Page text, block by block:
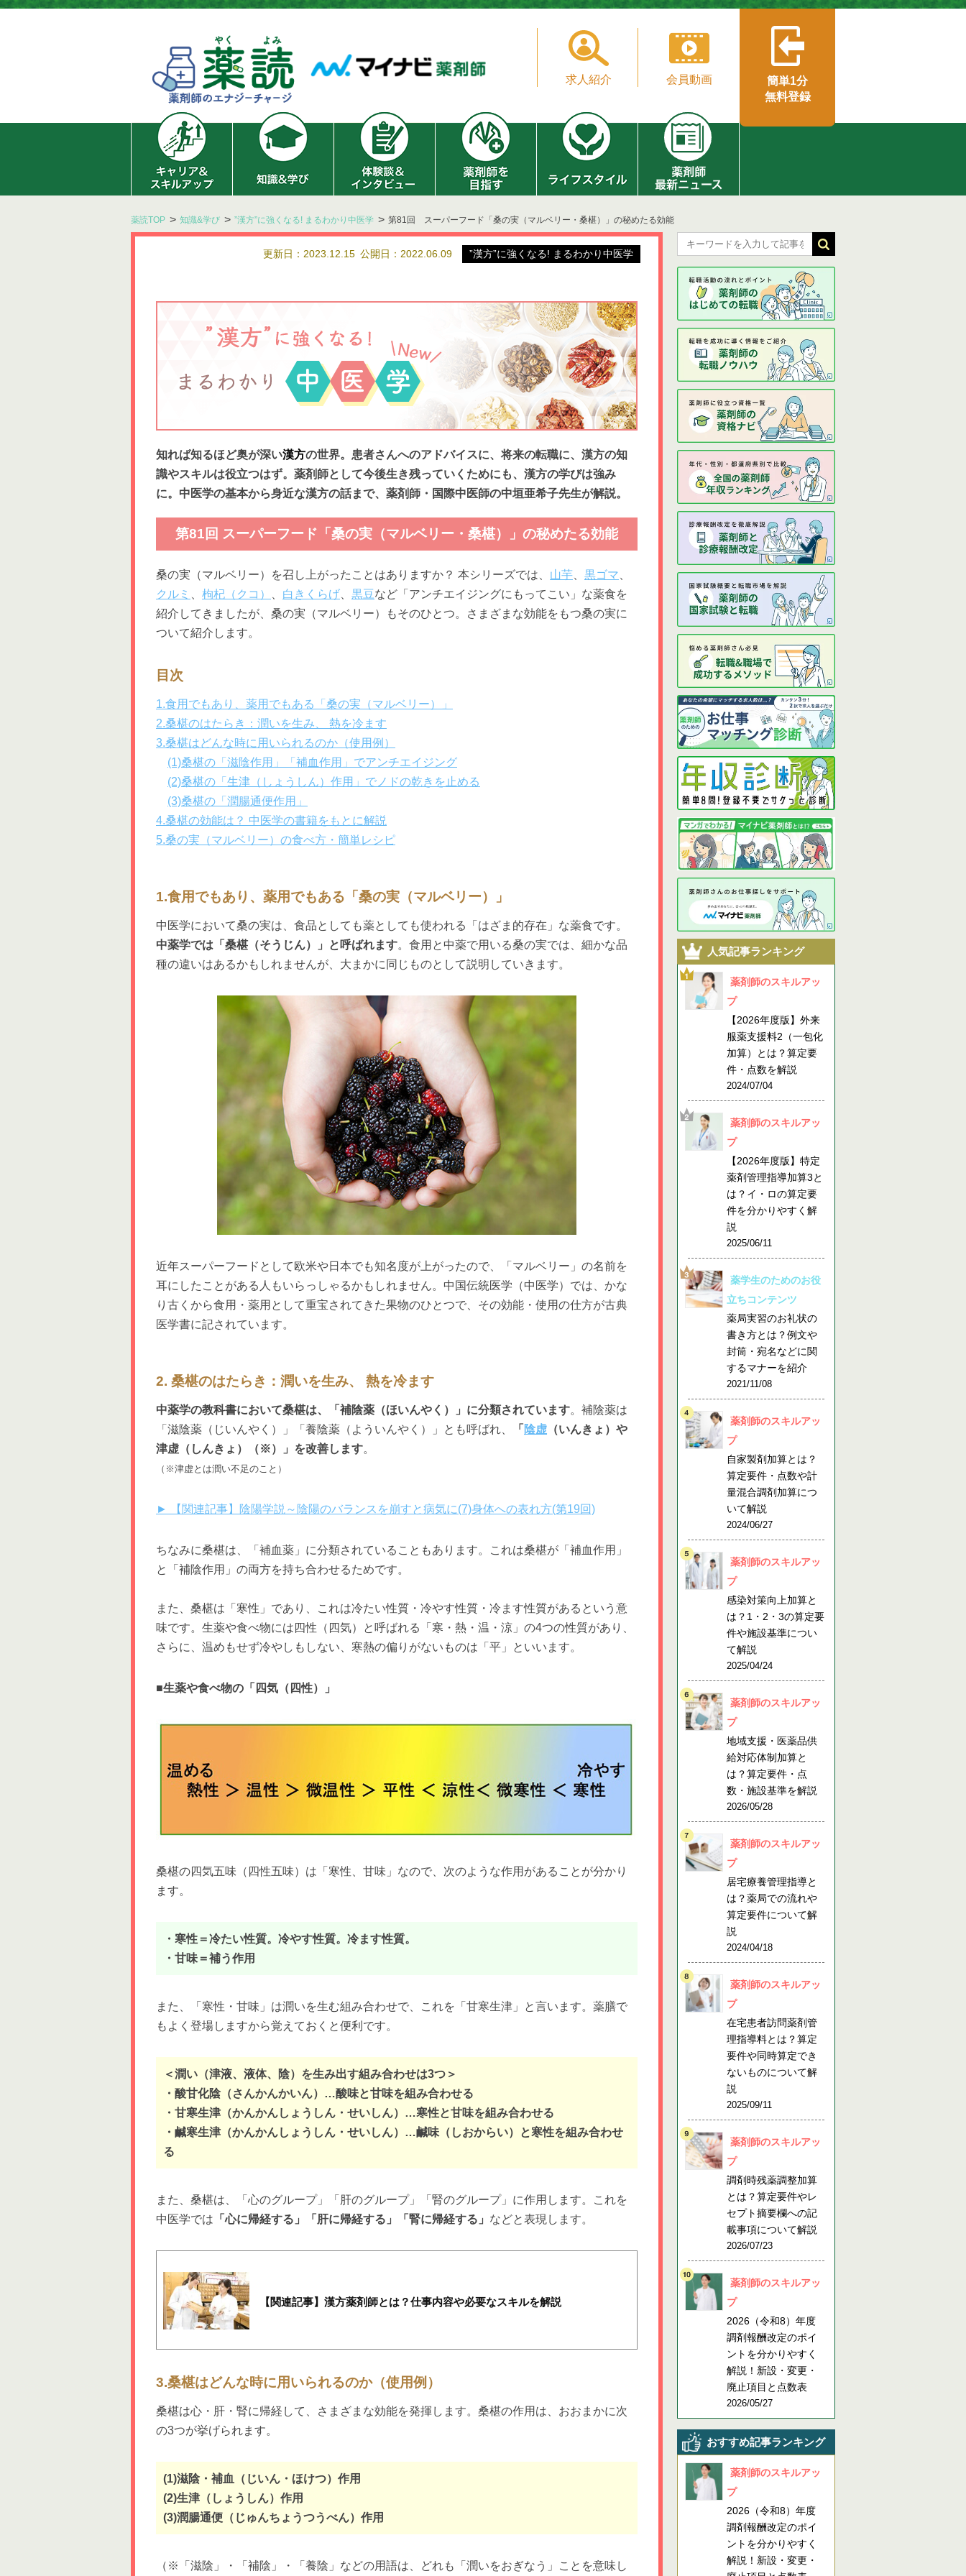
求人紹介 会員動画
簡単1分
無料登録
薬読TOP 知識&学び ”漢方”に強くなる! まるわかり中医学 第81回 スーパーフード「桑の実（マルベリー・桑椹）」の秘めたる効能
更新日：2023.12.15 公開日：2022.06.09 ”漢方”に強くなる! まるわかり中医学
知れば知るほど奥が深い漢方の世界。患者さんへのアドバイスに、将来の転職に、漢方の知
識やスキルは役立つはず。薬剤師として今後生き残っていくためにも、漢方の学びは強み
に。中医学の基本から身近な漢方の話まで、薬剤師・国際中医師の中垣亜希子先生が解説。
第81回 スーパーフード「桑の実（マルベリー・桑椹）」の秘めたる効能
桑の実（マルベリー）を召し上がったことはありますか？ 本シリーズでは、 山芋 黒ゴマ
クルミ
枸杞（クコ） 白きくらげ 黒豆など「アンチエイジングにもってこい」な薬食を
紹介してきましたが、桑の実（マルベリー）もそのひとつ。さまざまな効能をもつ桑の実に
ついて紹介します。
目次
1.食用でもあり、薬用でもある「桑の実（マルベリー）」
2.桑椹のはたらき：潤いを生み、 熱を冷ます
3.桑椹はどんな時に用いられるのか（使用例）
(1)桑椹の「滋陰作用」「補血作用」でアンチエイジング
(2)桑椹の「生津（しょうしん）作用」でノドの乾きを止める
(3)桑椹の「潤腸通便作用」
4.桑椹の効能は？ 中医学の書籍をもとに解説
5.桑の実（マルベリー）の食べ方・簡単レシピ
1.食用でもあり、薬用でもある「桑の実（マルベリー）」
中医学において桑の実は、食品としても薬としても使われる「はざま的存在」な薬食です。
中薬学では「桑椹（そうじん）」と呼ばれます。食用と中薬で用いる桑の実では、細かな品
種の違いはあるかもしれませんが、大まかに同じものとして説明していきます。
近年スーパーフードとして欧米や日本でも知名度が上がったので、「マルベリー」の名前を
耳にしたことがある人もいらっしゃるかもしれません。中国伝統医学（中医学）では、かな
り古くから食用・薬用として重宝されてきた果物のひとつで、その効能・使用の仕方が古典
医学書に記されています。
2. 桑椹のはたらき：潤いを生み、 熱を冷ます
中薬学の教科書において桑椹は、「補陰薬（ほいんやく）」に分類されています。補陰薬は
「滋陰薬（じいんやく）」「養陰薬（よういんやく）」とも呼ばれ、
「 陰虚 （いんきょ）や
津虚（しんきょ）（※）」を改善します。
（※津虚とは潤い不足のこと）
► 【関連記事】陰陽学説～陰陽のバランスを崩すと病気に(7)身体への表れ方(第19回)
ちなみに桑椹は、「補血薬」に分類されていることもあります。これは桑椹が「補血作用」
と「補陰作用」の両方を持ち合わせるためです。
また、桑椹は「寒性」であり、これは冷たい性質・冷やす性質・冷ます性質があるという意
味です。生薬や食べ物には四性（四気）と呼ばれる「寒・熱・温・涼」の4つの性質があり、
さらに、温めもせず冷やしもしない、寒熱の偏りがないものは「平」といいます。
■生薬や食べ物の「四気（四性）」
桑椹の四気五味（四性五味）は「寒性、甘味」なので、次のような作用があることが分かり
ます。
・寒性＝冷たい性質。冷やす性質。冷ます性質。
・甘味＝補う作用
また、「寒性・甘味」は潤いを生む組み合わせで、これを「甘寒生津」と言います。薬膳で
もよく登場しますから覚えておくと便利です。
＜潤い（津液、液体、陰）を生み出す組み合わせは3つ＞
・酸甘化陰（さんかんかいん）…酸味と甘味を組み合わせる
・甘寒生津（かんかんしょうしん・せいしん）…寒性と甘味を組み合わせる
・鹹寒生津（かんかんしょうしん・せいしん）…鹹味（しおからい）と寒性を組み合わせ
る
また、桑椹は、「心のグループ」「肝のグループ」「腎のグループ」に作用します。これを
中医学では 「心に帰経する」「肝に帰経する」「腎に帰経する」 などと表現します。
【関連記事】漢方薬剤師とは？仕事内容や必要なスキルを解説
3.桑椹はどんな時に用いられるのか（使用例）
桑椹は心・肝・腎に帰経して、さまざまな効能を発揮します。桑椹の作用は、おおまかに次
の3つが挙げられます。
(1)滋陰・補血（じいん・ほけつ）作用
(2)生津（しょうしん）作用
(3)潤腸通便（じゅんちょうつうべん）作用
（※「滋陰」・「補陰」・「養陰」などの用語は、どれも「潤いをおぎなう」ことを意味し
人気記事ランキング
薬剤師のスキルアッ
プ
【2026年度版】外来
服薬支援料2（一包化
加算）とは？算定要
件・点数を解説
2024/07/04
薬剤師のスキルアッ
プ
【2026年度版】特定
薬剤管理指導加算3と
は？イ・ロの算定要
件を分かりやすく解
説
2025/06/11
薬学生のためのお役
立ちコンテンツ
薬局実習のお礼状の
書き方とは？例文や
封筒・宛名などに関
するマナーを紹介
2021/11/08
薬剤師のスキルアッ
プ
自家製剤加算とは？
算定要件・点数や計
量混合調剤加算につ
いて解説
2024/06/27
薬剤師のスキルアッ
プ
感染対策向上加算と
は？1・2・3の算定要
件や施設基準につい
て解説
2025/04/24
薬剤師のスキルアッ
プ
地域支援・医薬品供
給対応体制加算と
は？算定要件・点
数・施設基準を解説
2026/05/28
薬剤師のスキルアッ
プ
居宅療養管理指導と
は？薬局での流れや
算定要件について解
説
2024/04/18
薬剤師のスキルアッ
プ
在宅患者訪問薬剤管
理指導料とは？算定
要件や同時算定でき
ないものについて解
説
2025/09/11
薬剤師のスキルアッ
プ
調剤時残薬調整加算
とは？算定要件やレ
セプト摘要欄への記
載事項について解説
2026/07/23
薬剤師のスキルアッ
プ
2026（令和8）年度
調剤報酬改定のポイ
ントを分かりやすく
解説！新設・変更・
廃止項目と点数表
2026/05/27
おすすめ記事ランキング
薬剤師のスキルアッ
プ
2026（令和8）年度
調剤報酬改定のポイ
ントを分かりやすく
解説！新設・変更・